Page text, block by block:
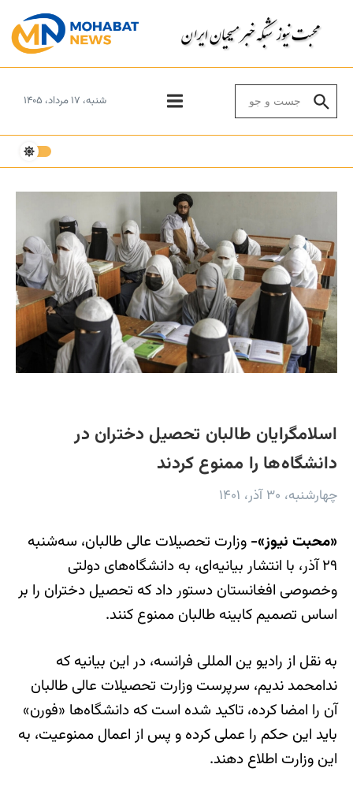
شنبه، ۱۷ مرداد، ۱۴۰۵
اسلامگرایان طالبان تحصیل دختران در
دانشگاه‌ها را ممنوع کردند
چهارشنبه، ۳۰ آذر، ۱۴۰۱
«محبت نیوز»- وزارت تحصیلات عالی طالبان، سه‌شنبه
۲۹ آذر، با انتشار بیانیه‌ای، به دانشگاه‌های دولتی
وخصوصی افغانستان دستور داد که تحصیل دختران را بر
اساس تصمیم کابینه‌ طالبان ممنوع کنند.
به نقل از رادیو ین المللی فرانسه، در این بیانیه‌ که
ندامحمد ندیم، سرپرست وزارت تحصیلات عالی طالبان
آن را امضا کرده، تاکید شده است که دانشگاه‌ها «فورن»
باید این حکم را عملی کرده و پس از اعمال ممنوعیت، به
این وزارت اطلاع دهند.